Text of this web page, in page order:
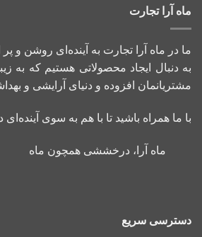
ماه آرا تجارت
ما در ماه آرا تجارت به آینده‌ای روشن و پر
به دنبال ایجاد محصولاتی هستیم که به
مشتریانمان افزوده و دنیای آرایشی و
با ما همراه باشید تا با هم به سوی
ماه آرا، درخششی همچون ماه
دسترسی سریع